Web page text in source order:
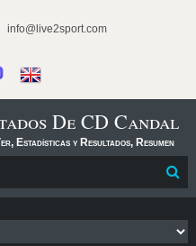
info@live2sport.com
De CD Candal
Estadísticas y Resultados, Resumen